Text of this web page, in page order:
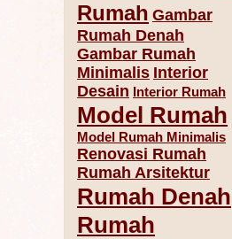
Rumah Gambar
Rumah Denah
Gambar Rumah
Minimalis Interior
Desain
Interior Rumah
Model Rumah
Model Rumah Minimalis
Renovasi Rumah
Rumah Arsitektur
Rumah Denah
Rumah